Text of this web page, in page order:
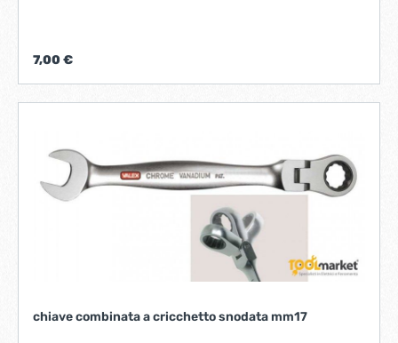
7,00 €
chiave combinata a cricchetto snodata mm17